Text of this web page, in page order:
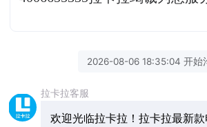
2026-08-06 18:35:04 开始
拉卡拉客服
欢迎光临拉卡拉！拉卡拉最新